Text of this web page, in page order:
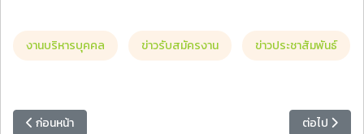
งานบริหารบุคคล ข่าวรับสมัครงาน ข่าวประชาสัมพันธ์
เนื้อหาก่อนหน้า: ประกาศผลการสอบคัดเลือกเป็นลูกจ้างชั่วคราว ตำแหน่
ก่อนหน้า เนื้อหาถัดไป
ต่อไป